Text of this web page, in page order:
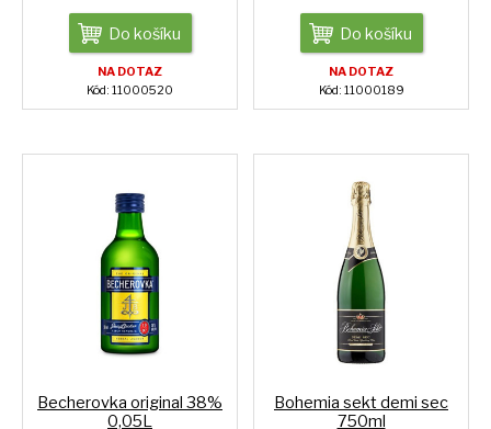
Do košíku
NA DOTAZ
Kód: 11000520
Do košíku
NA DOTAZ
Kód: 11000189
Becherovka original 38%
0,05L
Bohemia sekt demi sec
750ml